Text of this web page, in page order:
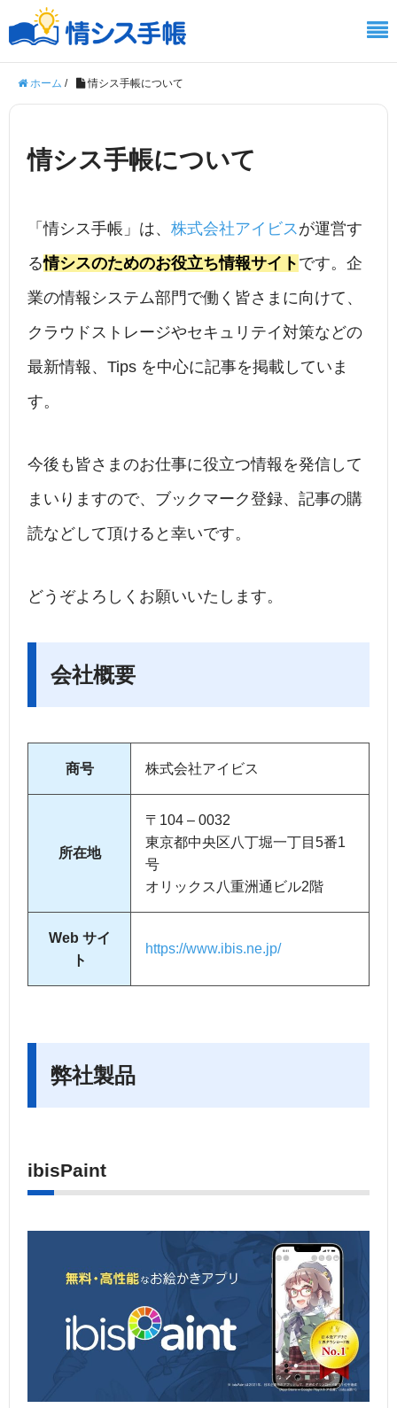
ホーム / 情シス手帳について
情シス手帳について
「情シス手帳」は、 株式会社アイビスが運営す
る情シスのためのお役立ち情報サイト です。企
業の情報システム部門で働く皆さまに向けて、
クラウドストレージやセキュリテイ対策などの
最新情報、Tips を中心に記事を掲載していま
す。
今後も皆さまのお仕事に役立つ情報を発信して
まいりますので、ブックマーク登録、記事の購
読などして頂けると幸いです。
どうぞよろしくお願いいたします。
会社概要
商号 株式会社アイビス
所在地
〒104 – 0032
東京都中央区八丁堀一丁目5番1
号
オリックス八重洲通ビル2階
Web サイ
ト
https://www.ibis.ne.jp/
弊社製品
ibisPaint